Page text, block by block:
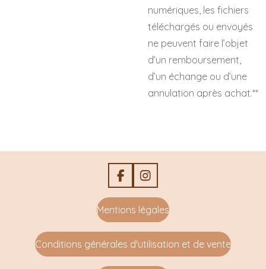
numériques, les fichiers
téléchargés ou envoyés
ne peuvent faire l’objet
d’un remboursement,
d’un échange ou d’une
annulation après achat.**
F
a
e
b
o
k
I
n
t
a
r
a
Mentions légales
Conditions générales d'utilisation et de vente